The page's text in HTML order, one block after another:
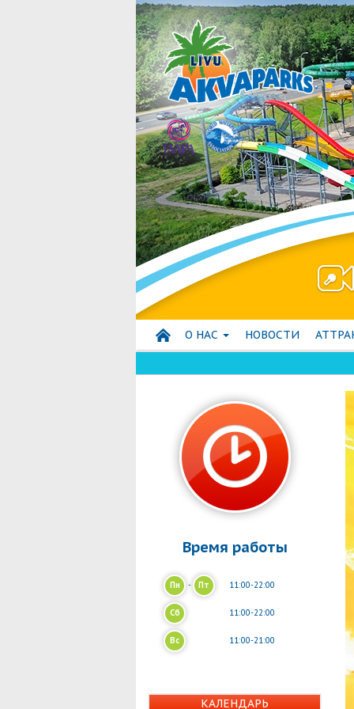
О НАС HОВОСТИ
Время работы
Пн - Пт 11:00-22:00
Сб 11:00-22:00
Вс 11:00-21:00
КАЛЕНДАРЬ